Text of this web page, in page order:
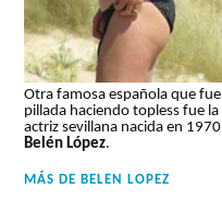
Otra famosa española que fue
pillada haciendo topless fue la
actriz sevillana nacida en 1970
Belén López.
MÁS DE BELEN LOPEZ